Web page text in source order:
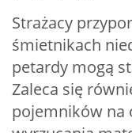
Strażacy
śmietnikach
petardy mogą
Zaleca się
pojemników na